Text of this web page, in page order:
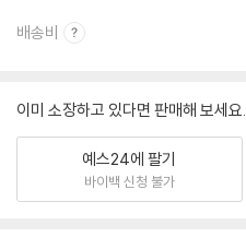
배송비
이미 소장하고 있다면 판매해 보세요.
예스24에 팔기
바이백 신청 불가